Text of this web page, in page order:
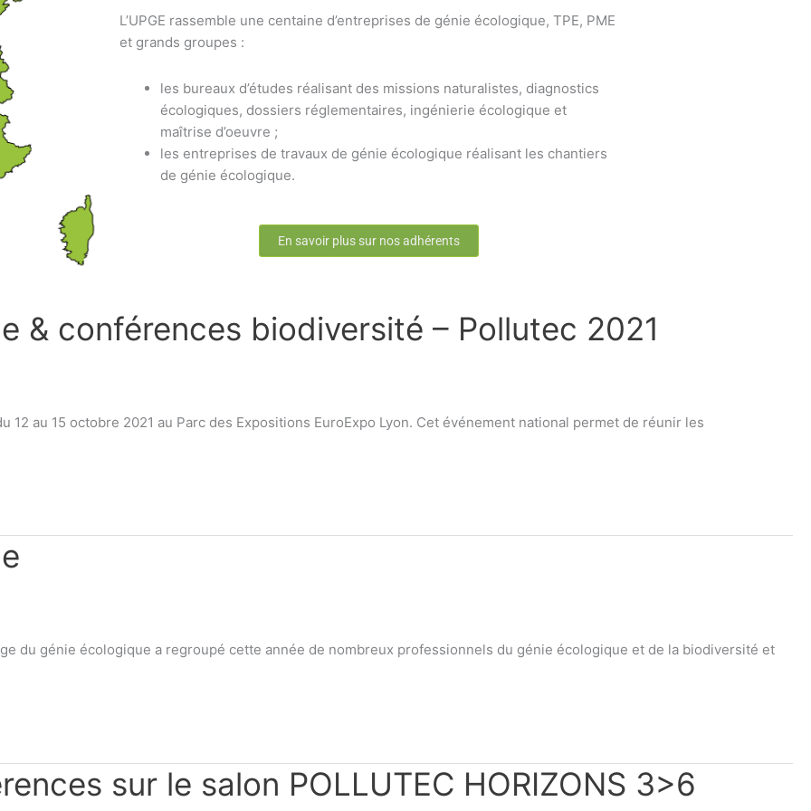
L’UPGE rassemble une centaine d’entreprises de génie écologique, TPE, PME
et grands groupes :
les bureaux d’études réalisant des missions naturalistes, diagnostics
écologiques, dossiers réglementaires, ingénierie écologique et
maîtrise d’oeuvre ;
les entreprises de travaux de génie écologique réalisant les chantiers
de génie écologique.
En savoir plus sur nos adhérents
& conférences biodiversité – Pollutec 2021
au 15 octobre 2021 au Parc des Expositions EuroExpo Lyon. Cet événement national permet de réunir les
du génie écologique a regroupé cette année de nombreux professionnels du génie écologique et de la biodiversité et
sur le salon POLLUTEC HORIZONS 3>6